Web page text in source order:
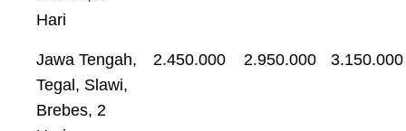
Hari
Jawa Tengah,
Tegal, Slawi,
Brebes, 2
2.450.000 2.950.000 3.150.000